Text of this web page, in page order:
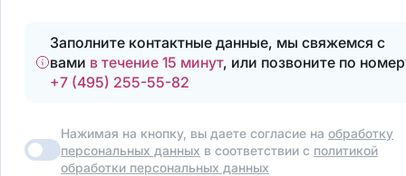
Заполните контактные данные, мы свяжемся с
вами в течение 15 минут, или позвоните по
+7 (495) 255-55-82
Нажимая на кнопку, вы даете согласие наобработку
персональных данных в соответствии с политикой
обработки персональных данных